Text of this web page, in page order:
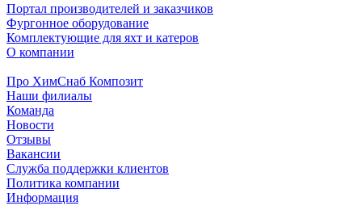
Портал производителей и заказчиков
Фургонное оборудование
Комплектующие для яхт и катеров
О компании
Про ХимСнаб Композит
Наши филиалы
Команда
Новости
Отзывы
Вакансии
Служба поддержки клиентов
Политика компании
Информация